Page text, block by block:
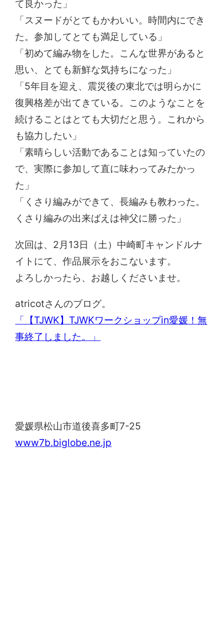
て良かった」
「スヌードがとてもかわいい。時間内にでき
た。参加してとても満足している」
「初めて編み物をした。こんな世界があると
思い、とても新鮮な気持ちになった」
「5年目を迎え、震災後の東北では明らかに
復興格差が出てきている。このようなことを
続けることはとても大切だと思う。これから
も協力したい」
「素晴らしい活動であることは知っていたの
で、実際に参加して直に味わってみたかっ
た」
「くさり編みができて、長編みも教わった。
くさり編みの出来ばえは神父に勝った」
次回は、2月13日（土）中崎町キャンドルナ
イトにて、作品展示をおこないます。
よろしかったら、お越しくださいませ。
atricotさんのブログ。
「【TJWK】TJWKワークショップin愛媛！無
事終了しました。」
愛媛県松山市道後喜多町7-25
www7b.biglobe.ne.jp